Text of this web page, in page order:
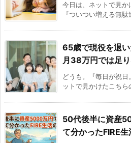
今日は、ネットで見か
『ついつい増える無
65歳で現役を退
月38万円では足
どうも。『毎日が祝
ットで見かけたこち
50代後半に資産
て分かったFIRE